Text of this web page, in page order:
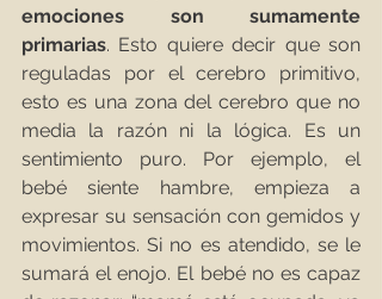
emociones son sumamente
primarias. Esto quiere decir que son
reguladas por el cerebro primitivo,
esto es una zona del cerebro que no
media la razón ni la lógica. Es un
sentimiento puro. Por ejemplo, el
bebé siente hambre, empieza a
expresar su sensación con gemidos y
movimientos. Si no es atendido, se le
sumará el enojo. El bebé no es capaz